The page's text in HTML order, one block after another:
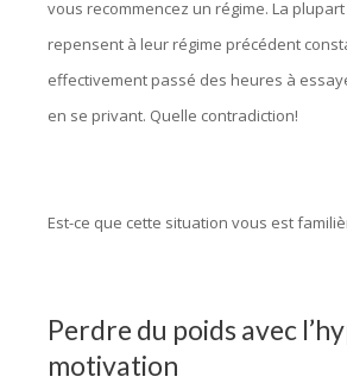
vous recommencez un régime. La plupart
repensent à leur régime précédent
effectivement passé des heures à
en se privant. Quelle contradiction!
Est-ce que cette situation vous est
Perdre du poids avec
motivation